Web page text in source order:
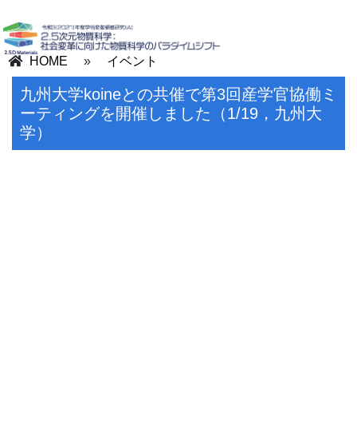
HOME » イベント
九州大学koineとの共催で第3回産学官協働ミ
ーティングを開催しました（1/19，九州大
学）